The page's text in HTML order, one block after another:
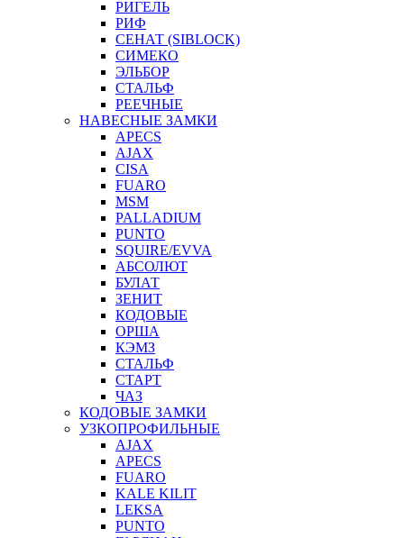
РИГЕЛЬ
РИФ
СЕНАТ (SIBLOCK)
СИМЕКО
ЭЛЬБОР
СТАЛЬФ
РЕЕЧНЫЕ
НАВЕСНЫЕ ЗАМКИ
APECS
AJAX
CISA
FUARO
MSM
PALLADIUM
PUNTO
SQUIRE/EVVA
АБСОЛЮТ
БУЛАТ
ЗЕНИТ
КОДОВЫЕ
ОРША
КЭМЗ
СТАЛЬФ
СТАРТ
ЧАЗ
КОДОВЫЕ ЗАМКИ
УЗКОПРОФИЛЬНЫЕ
AJAX
APECS
FUARO
KALE KILIT
LEKSA
PUNTO